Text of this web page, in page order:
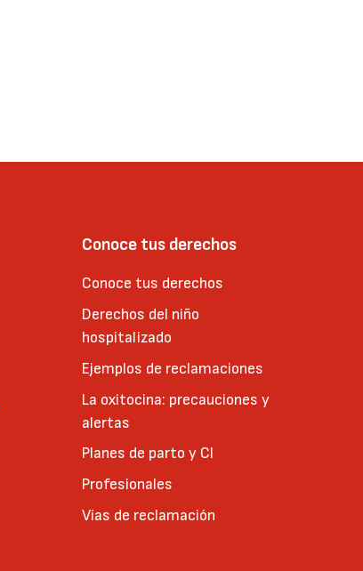
Conoce tus derechos
Conoce tus derechos
Derechos del niño
hospitalizado
Ejemplos de reclamaciones
La oxitocina: precauciones y
alertas
Planes de parto y CI
Profesionales
Vías de reclamación